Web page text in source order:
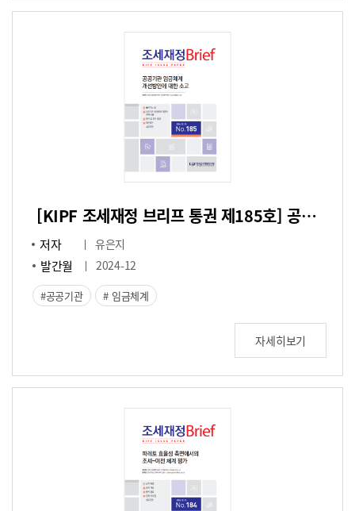
[KIPF 조세재정 브리프 통권 제185호] 공공기관 임금체계 개선방안에 대한 소고
저자 유은지
발간월 2024-12
공공기관 임금체계
자세히보기